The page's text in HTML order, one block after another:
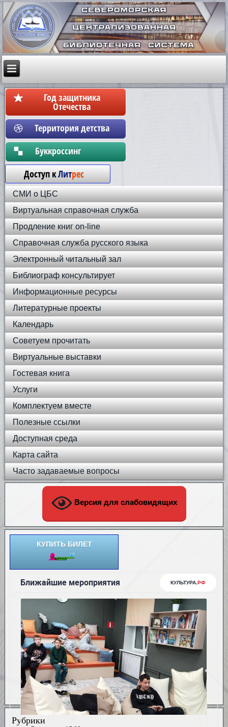
Год защитника
Отечества
Территория детства
Бyккpoccинг
Доступ кЛитрес
СМИ о ЦБС
Виртуальная справочная служба
Продление книг on-line
Справочная служба русского языка
Электронный читальный зал
Библиограф консультирует
Информационные ресурсы
Литературные проекты
Календарь
Советуем прочитать
Виртуальные выставки
Гостевая книга
Услуги
Комплектуем вместе
Полезные ссылки
Доступная среда
Карта сайта
Часто задаваемые вопросы
Версия для слабовидящих
КУПИТЬ БИЛЕТ
Рубрики